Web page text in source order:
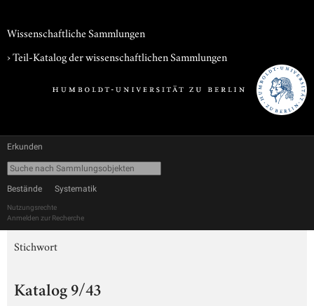
Wissenschaftliche Sammlungen
› Teil-Katalog der wissenschaftlichen Sammlungen
Erkunden
Bestände Systematik
Nutzungsrechte
Anmelden zur Recherche
Stichwort
Katalog 9/43